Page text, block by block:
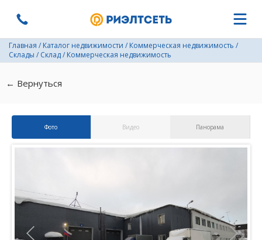
Главная / Каталог недвижимости / Коммерческая недвижимость /
Склады / Склад/ Коммерческая недвижимость
← Вернуться
Фото Видео Панорама